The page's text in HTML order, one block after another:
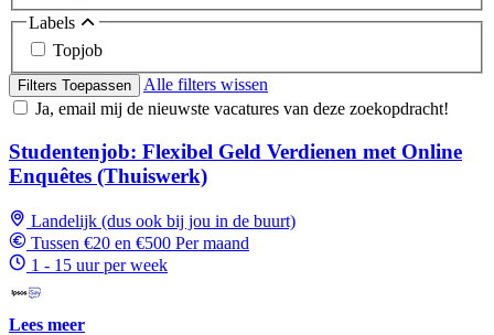
Labels
Topjob
Filters Toepassen
Alle filters wissen
Ja, email mij de nieuwste vacatures van deze zoekopdracht!
Studentenjob: Flexibel Geld Verdienen met Online
Enquêtes (Thuiswerk)
Landelijk (dus ook bij jou in de buurt)
Tussen €20 en €500 Per maand
1 - 15 uur per week
Lees meer